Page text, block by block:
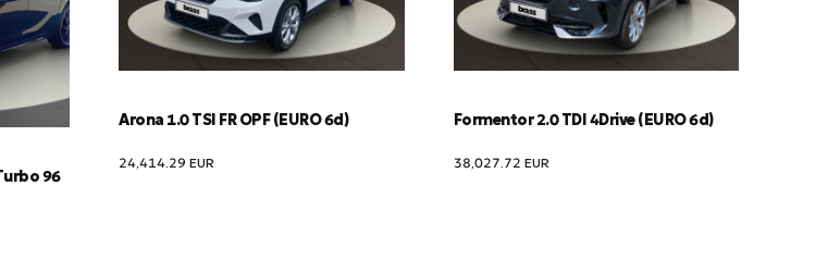
96
Arona 1.0 TSI FR OPF (EURO 6d)
24,414.29EUR
Formentor 2.0 TDI 4Drive (EURO 6d)
38,027.72 EUR